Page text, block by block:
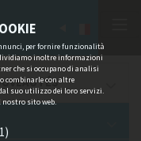
per fornire funzionalità
inoltre informazioni
che si occupano di analisi
combinarle con altre
suo utilizzo dei loro servizi.
nostro sito web.